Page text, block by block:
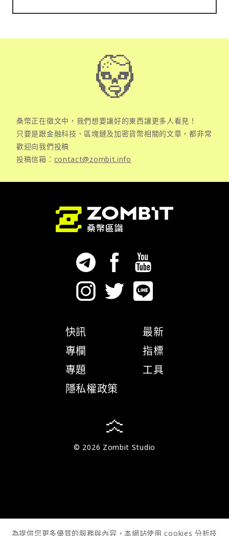
桑幣正在徵文中，我們想要讓好的東西讓更多人看見！
只要是跟金融科技、區塊鏈及加密貨幣相關的文章，都非常
歡迎向我們投稿
投稿信箱： contact@zombit.info
快訊
專欄
專題
隱私權政策
最新
指標
工具
© 2026 Zombit Studio
為提供您更多優質的服務與內容，本網站使用 cookies 分析技